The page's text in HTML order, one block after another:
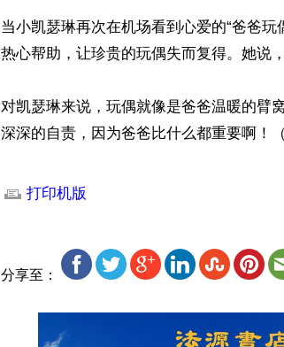
当小凯瑟琳再次在机场看到心爱的“爸爸
热心帮助，让珍贵的玩偶失而复得。她说
对凯瑟琳来说，玩偶就像是爸爸温暖的臂
深深的自责，因为爸爸比什么都重要啊！
打印机版
分享至：